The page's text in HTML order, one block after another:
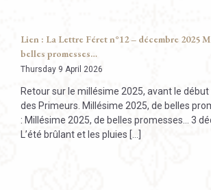
Lien : La Lettre Féret n°12 – décembre 2025
belles promesses…
Thursday 9 April 2026
Retour sur le millésime 2025, avant le
des Primeurs. Millésime 2025, de belles
: Millésime 2025, de belles promesses… 3
L’été brûlant et les pluies [...]